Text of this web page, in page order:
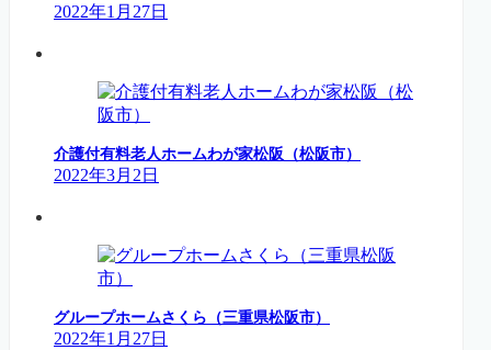
2022年1月27日
介護付有料老人ホームわが家松阪（松阪市）
2022年3月2日
グループホームさくら（三重県松阪市）
2022年1月27日